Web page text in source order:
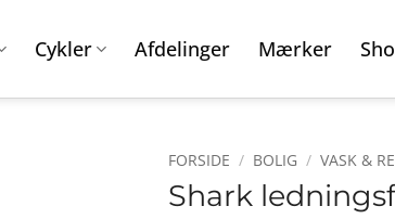
Cykler Afdelinger Mærker
FORSIDE / BOLIG / VASK &
Shark